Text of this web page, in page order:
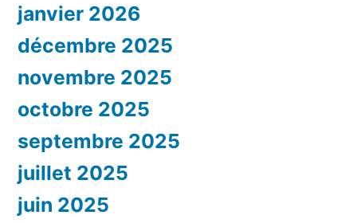
janvier 2026
décembre 2025
novembre 2025
octobre 2025
septembre 2025
juillet 2025
juin 2025